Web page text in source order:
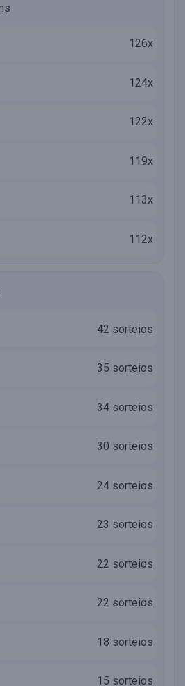
126x
124x
122x
119x
113x
112x
42 sorteios
35 sorteios
34 sorteios
30 sorteios
24 sorteios
23 sorteios
22 sorteios
22 sorteios
18 sorteios
15 sorteios